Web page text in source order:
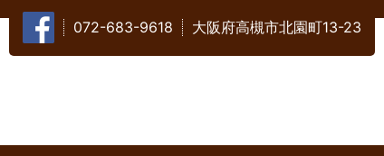
072-683-9618 大阪府高槻市北園町13-23